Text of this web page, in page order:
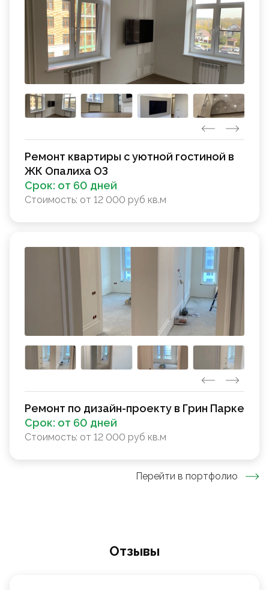
Ремонт квартиры с уютной гостиной в
ЖК Опалиха ОЗ
Срок: от 60 дней
Стоимость: от 12 000 руб кв.м
Ремонт по дизайн-проекту в Грин Парке
Срок: от 60 дней
Стоимость: от 12 000 руб кв.м
Перейти в портфолио
Oтзывы